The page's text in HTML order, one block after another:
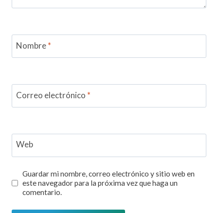
Nombre*
Correo electrónico *
Web
Guardar mi nombre, correo electrónico y sitio web en
este navegador para la próxima vez que haga un
comentario.